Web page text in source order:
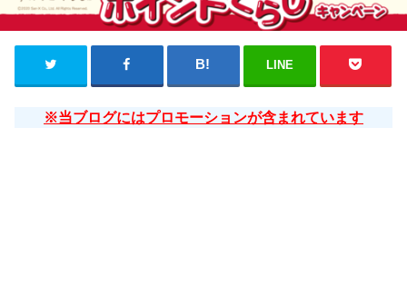
LINE
※当ブログにはプロモーションが含まれています